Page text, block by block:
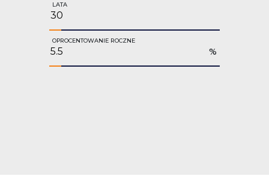
LATA
OPROCENTOWANIE ROCZNE
%